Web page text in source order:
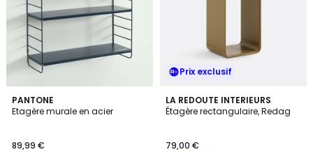
PANTONE
Etagère murale en acier
89,99 €
2
Couleurs
Prix exclusif
LA REDOUTE INTERIEURS
Étagère rectangulaire, Redag
79,00 €